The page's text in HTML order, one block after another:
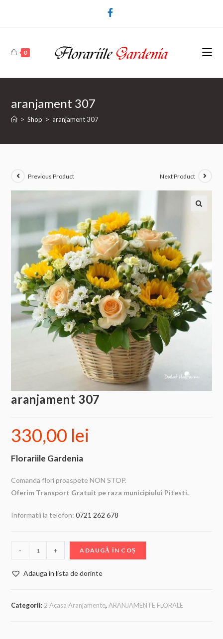
0
aranjament 307
> Shop > aranjament 307
Previous Product Next Product
aranjament 307
330,00 lei
Florariile Gardenia
Comanda flori proaspete NON STOP.
Oferim Transport Gratuit pe raza municipiului Pitesti.
Informatii la telefon:0721 262 678
- + ADAUGĂ ÎN COȘ
Adauga in lista de dorinte
Categorii: 2 Acasa Aranjamente,ARANJAMENTE FLORALE